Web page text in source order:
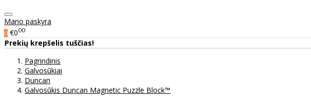
Mano paskyra
0 €000
Prekių krepšelis tuščias!
Pagrindinis
Galvosūkiai
Duncan
Galvosūkis Duncan Magnetic Puzzle Block™